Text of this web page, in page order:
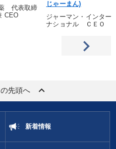
代表取締
CEO
じゃーまん)
ジャーマン・インター
ナショナル ＣＥＯ
先頭へ keyboard_arrow_up
新着情報